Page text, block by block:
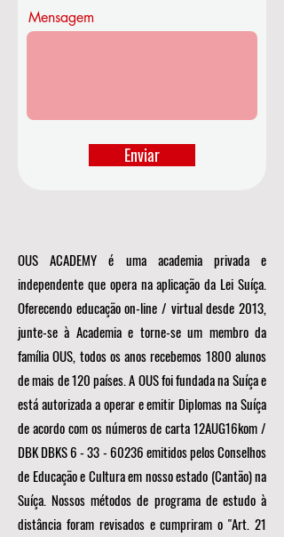
OUS ACADEMY é uma academia privada e
independente que opera na aplicação da Lei Suíça.
Oferecendo educação on-line / virtual desde 2013,
junte-se à Academia e torne-se um membro da
família OUS, todos os anos recebemos 1800 alunos
de mais de 120 países. A OUS foi fundada na Suíça e
está autorizada a operar e emitir Diplomas na Suíça
de acordo com os números de carta 12AUG16kom /
DBK DBKS6 - 33 - 60236emitidos pelos Conselhos
de Educação e Cultura em nosso estado (Cantão) na
Suíça. Nossos métodos de programa de estudo à
distância foram revisados e cumpriram o "Art. 21
Mensagem
Enviar